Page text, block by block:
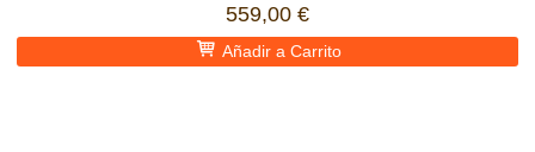
559,00 €
Añadir a Carrito